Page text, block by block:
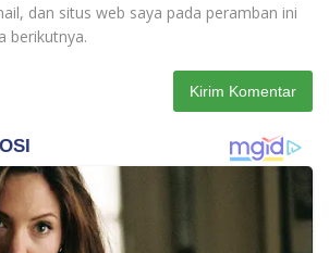
dan situs web saya pada peramban ini
berikutnya.